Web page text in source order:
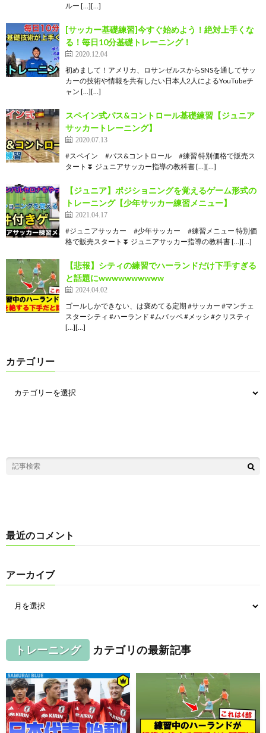
ルー […][…]
[サッカー基礎練習]今すぐ始めよう！絶対上手くな
る！毎日10分基礎トレーニング！
2020.12.04
初めまして！アメリカ、ロサンゼルスからSNSを通してサッ
カーの技術や情報を共有したい日本人2人によるYouTubeチ
ャン […][…]
スペイン式パス&コントロール基礎練習【ジュニア
サッカートレーニング】
2020.07.13
#スペイン #パス&コントロール #練習 特別価格で販売ス
タート⏬ ジュニアサッカー指導の教科書 […][…]
【ジュニア】ポジショニングを覚えるゲーム形式の
トレーニング【少年サッカー練習メニュー】
2021.04.17
#ジュニアサッカー #少年サッカー #練習メニュー 特別価
格で販売スタート⏬ ジュニアサッカー指導の教科書 […][…]
【悲報】シティの練習でハーランドだけ下手すぎる
と話題にwwwwwwwwww
2024.04.02
ゴールしかできない、は褒めてる定期 #サッカー #マンチェ
スターシティ #ハーランド #ムバッペ #メッシ #クリスティ
[…][…]
カテゴリー
最近のコメント
アーカイブ
トレーニング カテゴリの最新記事